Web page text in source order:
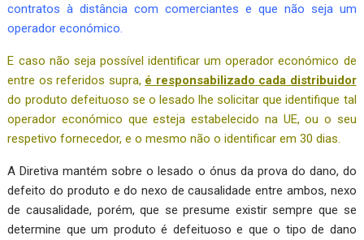
contratos à distância com comerciantes e que não seja um
operador económico.
E caso não seja possível identificar um operador económico de
entre os referidos supra, é responsabilizado cada distribuidor
do produto defeituoso se o lesado lhe solicitar que identifique tal
operador económico que esteja estabelecido na UE, ou o seu
respetivo fornecedor, e o mesmo não o identificar em 30 dias.
A Diretiva mantém sobre o lesado o ónus da prova do dano, do
defeito do produto e do nexo de causalidade entre ambos, nexo
de causalidade, porém, que se presume existir sempre que se
determine que um produto é defeituoso e que o tipo de dano